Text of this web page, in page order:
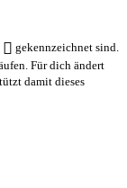
gekennzeichnet sind.
Für dich ändert
damit dieses